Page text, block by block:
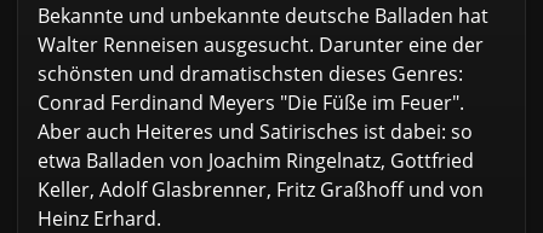
Bekannte und unbekannte deutsche Balladen hat
Walter Renneisen ausgesucht. Darunter eine der
schönsten und dramatischsten dieses Genres:
Conrad Ferdinand Meyers "Die Füße im Feuer".
Aber auch Heiteres und Satirisches ist dabei: so
etwa Balladen von Joachim Ringelnatz, Gottfried
Keller, Adolf Glasbrenner, Fritz Graßhoff und von
Heinz Erhard.